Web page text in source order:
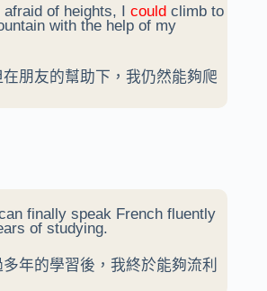
afraid of heights, I could climb to
with the help of my
朋友的幫助下，我仍然能夠爬
finally speak French fluently
of studying.
年的學習後，我終於能夠流利